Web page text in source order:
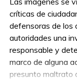
Broadacres
ICE
críticas de
defensoras de los
autoridades una
responsable y
marco de alguna
presunto maltrato